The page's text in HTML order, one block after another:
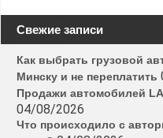
Свежие записи
Как выбрать грузовой
Минску и не переплатить
Продажи автомобилей
04/08/2026
Что происходило с